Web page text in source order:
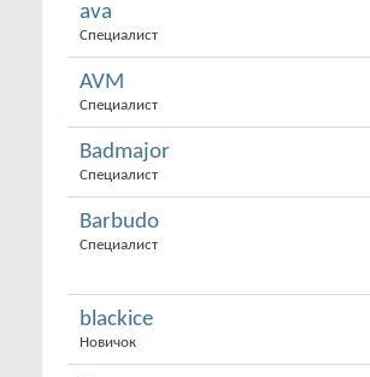
ava
Специалист
AVM
Специалист
Badmajor
Специалист
Barbudo
Специалист
blackice
Новичок